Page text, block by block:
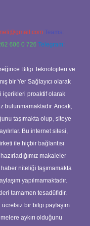
Teams:
606 0 726 Telegram:
Bilgi Teknolojileri ve
bir Yer Sağlayıcı olarak
içerikleri proaktif olarak
bulunmamaktadır. Ancak,
taşımakta olup, siteye
Bu internet sitesi,
ile hiçbir bağlantısı
makaleler
niteliği taşımamakta
yapılmamaktadır.
tamamen tesadüfidir.
bir bilgi paylaşım
aykırı olduğunu